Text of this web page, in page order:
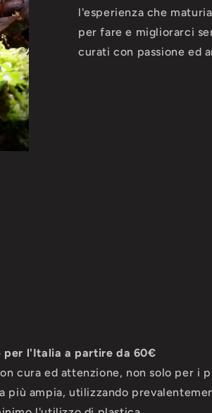
l'esperienza che
per fare e migliorarci
curati con passione ed
per l'Italia a partire da 60€
cura ed attenzione, non solo per i
più ampia, utilizzando